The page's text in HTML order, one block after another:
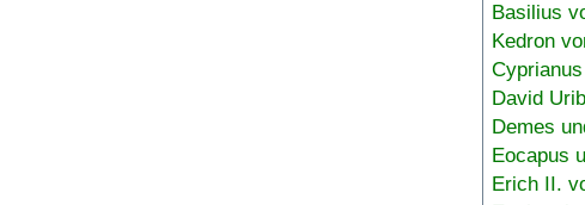
Basilius
Kedron
David
Demes
Eocapus
Erich II.